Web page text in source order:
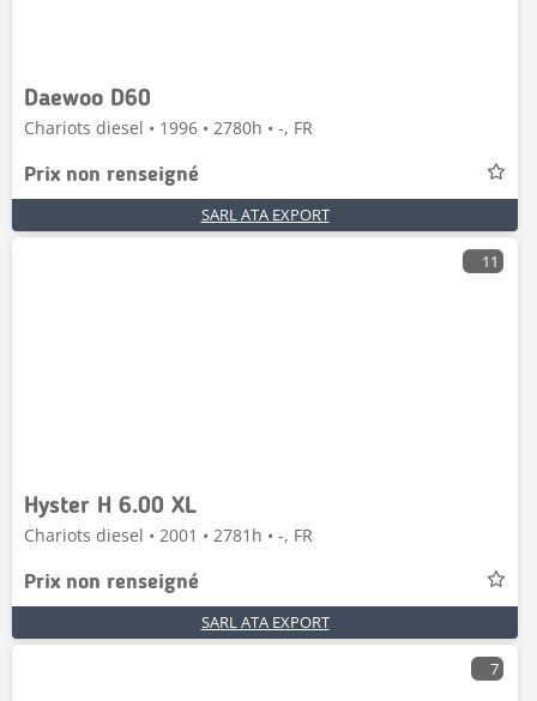
Daewoo D60
Chariots diesel • 1996 • 2780h • -, FR
Prix non renseigné
SARL ATA EXPORT
11
Hyster H 6.00 XL
Chariots diesel • 2001 • 2781h • -, FR
Prix non renseigné
SARL ATA EXPORT
7